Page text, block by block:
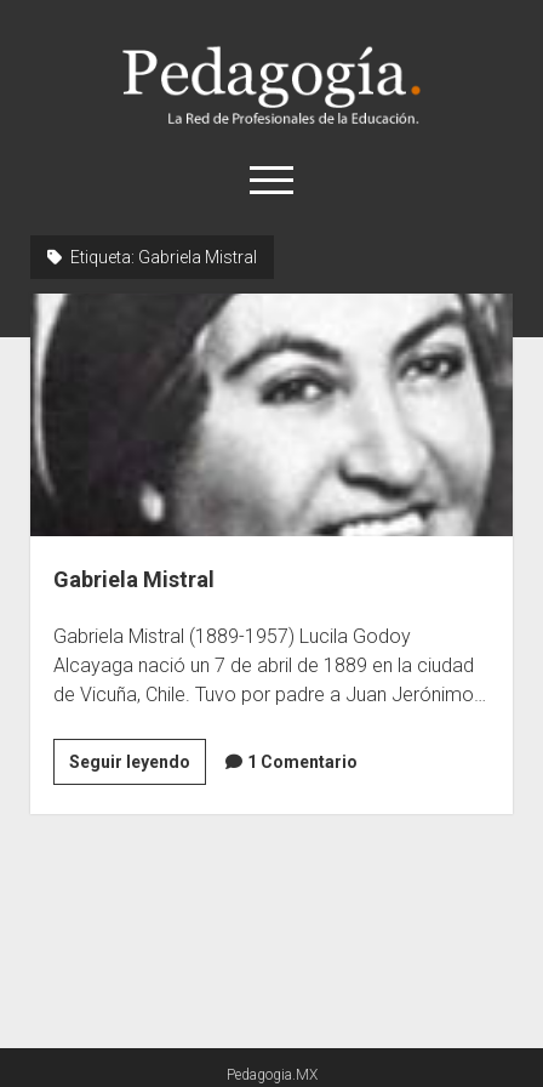
Pedagogía
abrir
el
Concepto
Entrevistas
Destacados
Biografías
Recursos
General
Etiqueta: Gabriela Mistral
Gabriela Mistral
Gabriela Mistral (1889-1957) Lucila Godoy
Alcayaga nació un 7 de abril de 1889 en la ciudad
de Vicuña, Chile. Tuvo por padre a Juan Jerónimo…
Seguir leyendoGabriela
Mistral
1 Comentario
Pedagogia.MX